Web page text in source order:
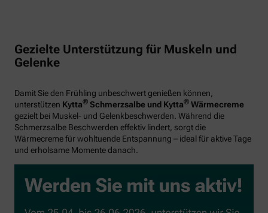
Gezielte Unterstützung für Muskeln und
Gelenke
Damit Sie den Frühling unbeschwert genießen können,
unterstützen Kytta® Schmerzsalbe und Kytta® Wärmecreme
gezielt bei Muskel- und Gelenkbeschwerden. Während die
Schmerzsalbe Beschwerden effektiv lindert, sorgt die
Wärmecreme für wohltuende Entspannung – ideal für aktive Tage
und erholsame Momente danach.